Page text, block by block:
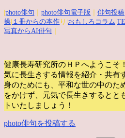
photo俳句 photo俳句電子版 俳句投稿
操 １冊からの本作 り| おもしろコラム
写真からAI俳句
健康長寿研究所のＨＰへようこそ
気に長生きする情報を紹介・共有
身のためにも、平和な世の中のた
をかけず、元気で長生きするとと
トいたしましょう！
photo俳句を投稿する